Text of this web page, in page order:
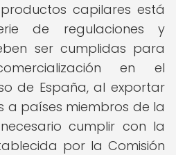
capilares está
de regulaciones y
ser cumplidas para
en el
de España, al exportar
a países miembros de la
cumplir con la
por la Comisión